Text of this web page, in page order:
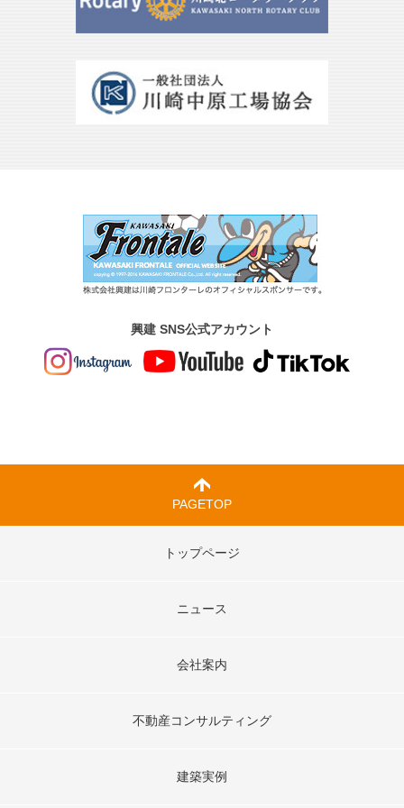
興建 SNS公式アカウント
PAGETOP
トップページ
ニュース
会社案内
不動産コンサルティング
建築実例